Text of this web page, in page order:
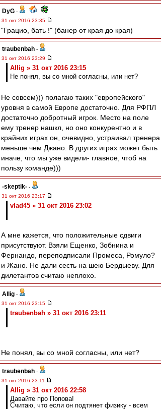
DyG -
31 окт 2016 23:35
"Грацио, бать !" (банер от края до края)
traubenbah -
31 окт 2016 23:29
Allig » 31 окт 2016 23:15
Не понял, вы со мной согласны, или нет?
Не совсем))) полагаю таких "европейского"
уровня в самой Европе достаточно. Для РФПЛ
достаточно добротный игрок. Место на поле
ему тренер нашкл, но оно конкурентно и в
крайних играх он, очевидно, устраивал тренера
меньше чем Джано. В других играх может быть
иначе, что мы уже видели- главное, чтоб на
пользу команде)))
-skeptik- -
31 окт 2016 23:17
vlad45 » 31 окт 2016 23:02
А мне кажется, что положительные сдвиги
присутствуют. Взяли Ещенко, Зобнина и
Фернандо, переподписали Промеса, Ромуло?
и Жано. Не дали сесть на шею Бердыеву. Для
дилетантов считаю неплохо.
Allig -
31 окт 2016 23:15
traubenbah » 31 окт 2016 23:11
Не понял, вы со мной согласны, или нет?
traubenbah -
31 окт 2016 23:11
Allig » 31 окт 2016 22:58
Давайте про Попова!
Считаю, что если он подтянет физику - всем